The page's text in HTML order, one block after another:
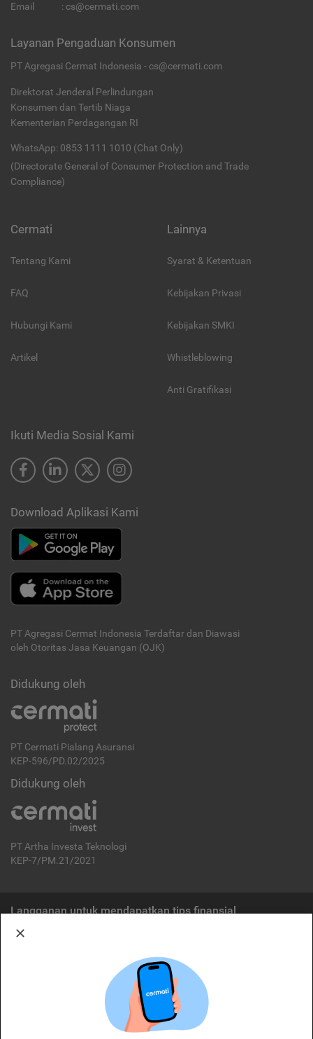
Email
: cs@cermati.com
Layanan Pengaduan Konsumen
PT Agregasi Cermat Indonesia - cs@cermati.com
Direktorat Jenderal Perlindungan
Konsumen dan Tertib Niaga
Kementerian Perdagangan RI
WhatsApp: 0853 1111 1010 (Chat Only)
(Directorate General of Consumer Protection and Trade
Compliance)
Cermati
Tentang Kami
FAQ
Hubungi Kami
Artikel
Lainnya
Syarat & Ketentuan
Kebijakan Privasi
Kebijakan SMKI
Whistleblowing
Anti Gratifikasi
Ikuti Media Sosial Kami
Download Aplikasi Kami
PT Agregasi Cermat Indonesia Terdaftar dan Diawasi
oleh Otoritas Jasa Keuangan (OJK)
Didukung oleh
PT Cermati Pialang Asuransi
KEP-596/PD.02/2025
Didukung oleh
PT Artha Investa Teknologi
KEP-7/PM.21/2021
Langganan untuk mendapatkan tips finansial
Cermati merupakan penyelenggara agregasi jasa keuangan yang terdaftar di
OJK. Oleh karena itu, produk dan/atau layanan jasa keuangan yang
ditawarkan bukan merupakan produk dan/atau layanan jasa keuangan yang
diterbitkan oleh Cermati dan Cermati tidak bertanggung jawab atas tuntutan